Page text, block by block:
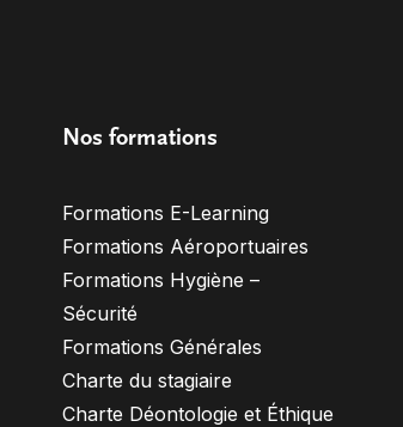
Nos formations
Formations E-Learning
Formations Aéroportuaires
Formations Hygiène –
Sécurité
Formations Générales
Charte du stagiaire
Charte Déontologie et Éthique